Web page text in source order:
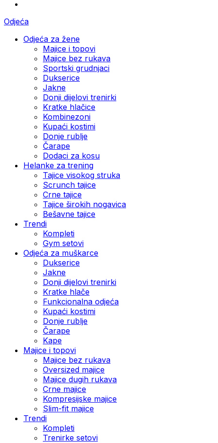
Odjeća
Odjeća za žene
Majice i topovi
Majice bez rukava
Sportski grudnjaci
Dukserice
Jakne
Donji dijelovi trenirki
Kratke hlačice
Kombinezoni
Kupaći kostimi
Donje rublje
Čarape
Dodaci za kosu
Helanke za trening
Tajice visokog struka
Scrunch tajice
Crne tajice
Tajice širokih nogavica
Bešavne tajice
Trendi
Kompleti
Gym setovi
Odjeća za muškarce
Dukserice
Jakne
Donji dijelovi trenirki
Kratke hlače
Funkcionalna odjeća
Kupaći kostimi
Donje rublje
Čarape
Kape
Majice i topovi
Majice bez rukava
Oversized majice
Majice dugih rukava
Crne majice
Kompresijske majice
Slim-fit majice
Trendi
Kompleti
Trenirke setovi